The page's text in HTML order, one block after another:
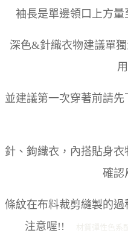
袖長是單邊領口上方
深色&針織衣物建議單
並建議第一次穿著前請
針、鉤織衣，內搭貼身
確認
條紋在布料裁剪縫製的
注意喔!!